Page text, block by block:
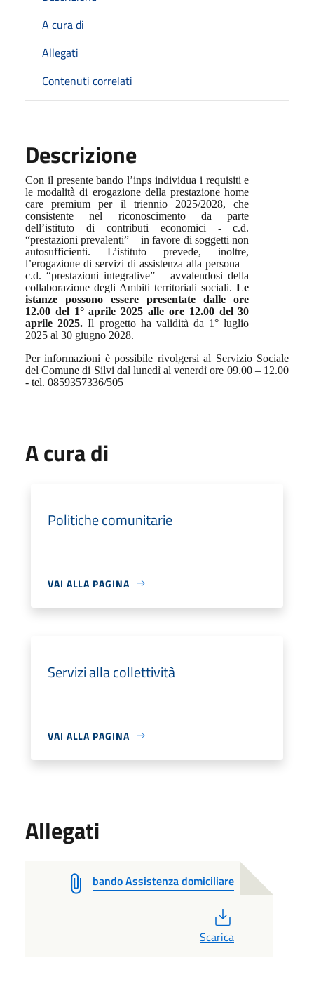
A cura di
Allegati
Contenuti correlati
Descrizione
Con il presente bando l’inps individua i requisiti e
le modalità di erogazione della prestazione home
care premium per il triennio 2025/2028, che
consistente nel riconoscimento da parte
dell’istituto di contributi economici - c.d.
“prestazioni prevalenti” – in favore di soggetti non
autosufficienti. L’istituto prevede, inoltre,
l’erogazione di servizi di assistenza alla persona –
c.d. “prestazioni integrative” – avvalendosi della
collaborazione degli Ambiti territoriali sociali.Le
istanze possono essere presentate dalle ore
12.00 del 1° aprile 2025 alle ore 12.00 del 30
aprile 2025.Il progetto ha validità da 1° luglio
2025 al 30 giugno 2028.
Per informazioni è possibile rivolgersi al Servizio Sociale
del Comune di Silvi dal lunedì al venerdì ore 09.00 – 12.00
- tel. 0859357336/505
A cura di
Politiche comunitarie
VAI ALLA PAGINA
Servizi alla collettività
VAI ALLA PAGINA
Allegati
bando Assistenza domiciliare
Scarica